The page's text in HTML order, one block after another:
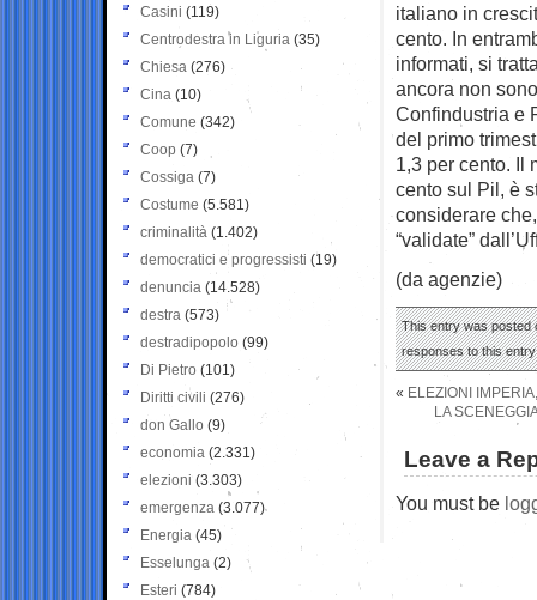
italiano in
cento. In
informati, si
ancora non
Confindustria e
del primo
1,3 per cento. Il
cento sul Pil, è
considerare
“validate”
(da agenzie)
This entry was posted
responses to this
« ELEZIONI
LA
Leave a
You must be
Casini (119)
Centrodestra in Liguria (35)
Chiesa (276)
Cina (10)
Comune (342)
Coop (7)
Cossiga (7)
Costume (5.581)
criminalità (1.402)
democratici e progressisti (19)
denuncia (14.528)
destra (573)
destradipopolo (99)
Di Pietro (101)
Diritti civili (276)
don Gallo (9)
economia (2.331)
elezioni (3.303)
emergenza (3.077)
Energia (45)
Esselunga (2)
Esteri (784)